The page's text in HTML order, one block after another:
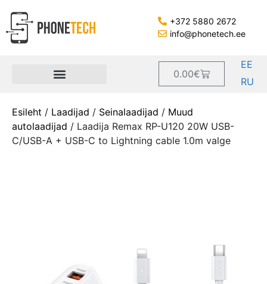
+372 5880 2672
info@phonetech.ee
0.00€
EE
RU
Esileht / Laadijad / Seinalaadijad / Muud
autolaadijad / Laadija Remax RP-U120 20W USB-
C/USB-A + USB-C to Lightning cable 1.0m valge